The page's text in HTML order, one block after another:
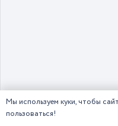
Мы используем куки, чтобы
пользоваться!